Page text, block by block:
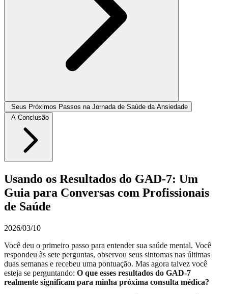
Seus Próximos Passos na Jornada de Saúde da Ansiedade
A Conclusão
Usando os Resultados do GAD-7: Um
Guia para Conversas com Profissionais
de Saúde
2026/03/10
Você deu o primeiro passo para entender sua saúde mental. Você
respondeu às sete perguntas, observou seus sintomas nas últimas
duas semanas e recebeu uma pontuação. Mas agora talvez você
esteja se perguntando: O que esses resultados do GAD-7
realmente significam para minha próxima consulta médica?